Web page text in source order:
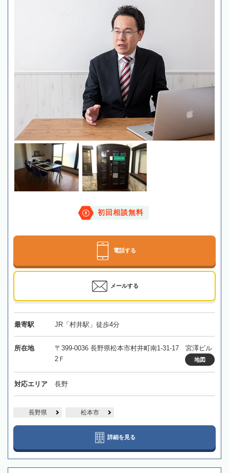
初回相談無料
電話する
メールする
最寄駅 JR「村井駅」徒歩4分
所在地
〒399-0036 長野県松本市村井町南1-31-17 宮澤ビル
2Ｆ
地図
対応エリア 長野
長野県 松本市
詳細を見る